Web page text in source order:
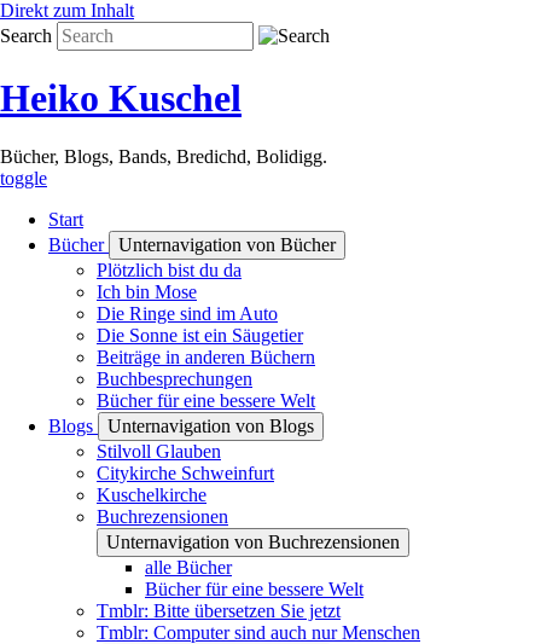
Direkt zum Inhalt
Search
Heiko Kuschel
Bücher, Blogs, Bands, Bredichd, Bolidigg.
toggle
Start
Bücher
Unternavigation von Bücher
Plötzlich bist du da
Ich bin Mose
Die Ringe sind im Auto
Die Sonne ist ein Säugetier
Beiträge in anderen Büchern
Buchbesprechungen
Bücher für eine bessere Welt
Blogs
Unternavigation von Blogs
Stilvoll Glauben
Citykirche Schweinfurt
Kuschelkirche
Buchrezensionen
Unternavigation von Buchrezensionen
alle Bücher
Bücher für eine bessere Welt
Tmblr: Bitte übersetzen Sie jetzt
Tmblr: Computer sind auch nur Menschen